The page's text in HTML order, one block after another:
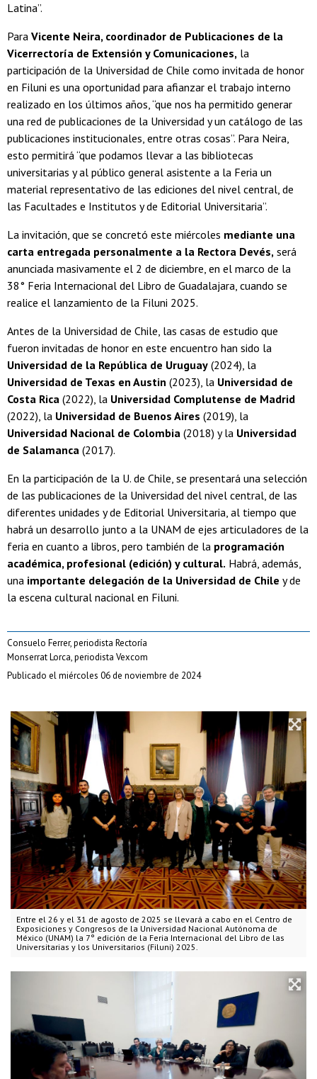
Entre el 26 y el 31 de agosto de 2025 se llevará a cabo en el Centro de
Exposiciones y Congresos de la Universidad Nacional Autónoma de
México (UNAM) la 7° edición de la Feria Internacional del Libro de las
Universitarias y los Universitarios (Filuni) 2025.
Latina”.
Para Vicente Neira, coordinador de Publicaciones de la
Vicerrectoría de Extensión y Comunicaciones, la
participación de la Universidad de Chile como invitada de honor
en Filuni es una oportunidad para afianzar el trabajo interno
realizado en los últimos años, “que nos ha permitido generar
una red de publicaciones de la Universidad y un catálogo de las
publicaciones institucionales, entre otras cosas”. Para Neira,
esto permitirá “que podamos llevar a las bibliotecas
universitarias y al público general asistente a la Feria un
material representativo de las ediciones del nivel central, de
las Facultades e Institutos y de Editorial Universitaria”.
La invitación, que se concretó este miércoles mediante una
carta entregada personalmente a la Rectora Devés, será
anunciada masivamente el 2 de diciembre, en el marco de la
38° Feria Internacional del Libro de Guadalajara, cuando se
realice el lanzamiento de la Filuni 2025.
Antes de la Universidad de Chile, las casas de estudio que
fueron invitadas de honor en este encuentro han sido la
Universidad de la República de Uruguay (2024), la
Universidad de Texas en Austin (2023), la Universidad de
Costa Rica (2022), la Universidad Complutense de Madrid
(2022), la Universidad de Buenos Aires (2019), la
Universidad Nacional de Colombia (2018) y la Universidad
de Salamanca (2017).
En la participación de la U. de Chile, se presentará una selección
de las publicaciones de la Universidad del nivel central, de las
diferentes unidades y de Editorial Universitaria, al tiempo que
habrá un desarrollo junto a la UNAM de ejes articuladores de la
feria en cuanto a libros, pero también de la programación
académica, profesional (edición) y cultural. Habrá, además,
una importante delegación de la Universidad de Chile y de
la escena cultural nacional en Filuni.
Consuelo Ferrer, periodista Rectoría
Monserrat Lorca, periodista Vexcom
Publicado el miércoles 06 de noviembre de 2024